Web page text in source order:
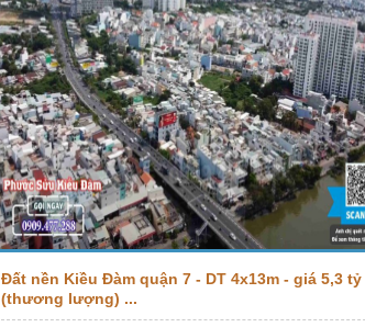
Đất nền Kiều Đàm quận 7 - DT 4x13m - giá 5,3 tỷ
(thương lượng) ...